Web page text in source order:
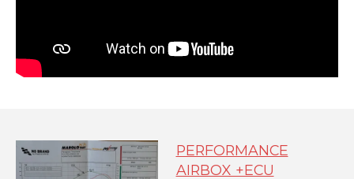
PERFORMANCE
AIRBOX +ECU